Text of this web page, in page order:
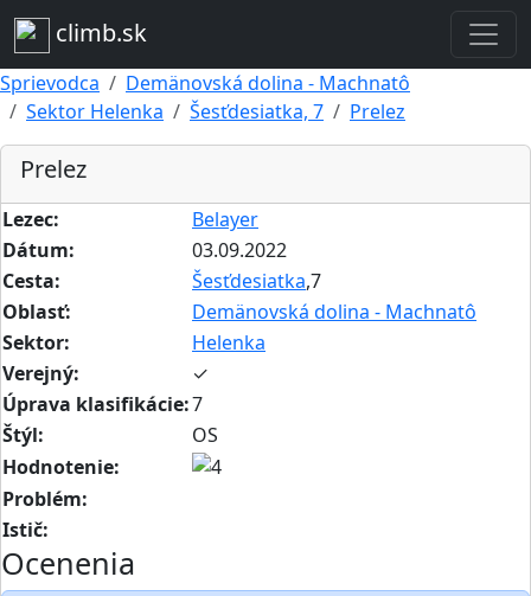
climb.sk
Sprievodca
Demänovská dolina - Machnatô
Sektor Helenka
Šesťdesiatka, 7 Prelez
Prelez
Lezec:
Belayer
Dátum:
03.09.2022
Cesta:
Šesťdesiatka,7
Oblasť:
Demänovská dolina - Machnatô
Sektor:
Helenka
Verejný:
✓
Úprava klasifikácie:7
Štýl:
OS
Hodnotenie:
Problém:
Istič:
Ocenenia